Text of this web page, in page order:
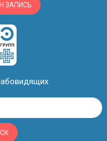
ЗАПИСЬ